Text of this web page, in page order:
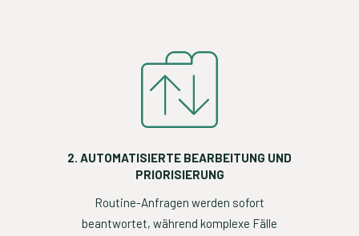
2. AUTOMATISIERTE BEARBEITUNG UND
PRIORISIERUNG
Routine-Anfragen werden sofort
beantwortet, während komplexe Fälle